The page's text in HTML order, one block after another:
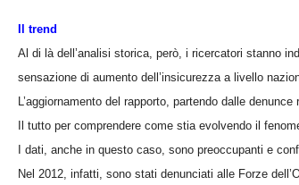
Il trend
Al di là dell’analisi storica, però, i ricercatori stanno
sensazione di aumento dell’insicurezza a livello
L’aggiornamento del rapporto, partendo dalle
Il tutto per comprendere come stia evolvendo il
I dati, anche in questo caso, sono preoccupanti e
Nel 2012, infatti, sono stati denunciati alle Forze